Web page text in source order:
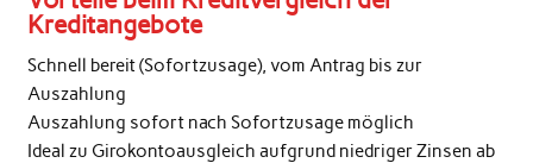
Kreditangebote
Schnell bereit (Sofortzusage), vom Antrag bis zur
Auszahlung
Auszahlung sofort nach Sofortzusage möglich
Ideal zu Girokontoausgleich aufgrund niedriger Zinsen ab